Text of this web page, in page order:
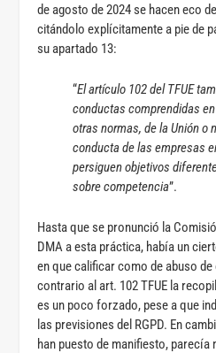
de agosto de 2024 se hacen eco
citándolo explícitamente a pie de
su apartado 13:
“El artículo 102 del TFUE
conductas comprendidas
otras normas, de la Unión o
conducta de las empresas
persiguen objetivos
sobre competencia”.
Hasta que se pronunció la
DMA a esta práctica, había un
en que calificar como de abuso
contrario al art. 102 TFUE la
es un poco forzado, pese a que
las previsiones del RGPD. En
han puesto de manifiesto,